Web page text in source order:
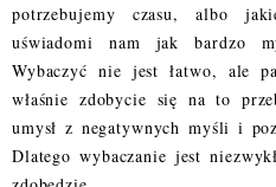
potrzebujemy czasu, albo
uświadomi nam jak bardzo
Wybaczyć nie jest łatwo, ale
właśnie zdobycie się na to
umysł z negatywnych myśli i
Dlatego wybaczanie jest